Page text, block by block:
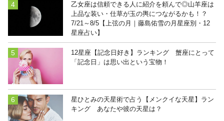
乙女座は信頼できる人に紹介を頼んで◎山羊座は
上品な装い・仕草が玉の輿につながるかも！？
7/21～8/5【上弦の月｜藤島佑雪の月星座別・12
星座占い】
12星座【記念日好き】ランキング 蟹座にとって
「記念日」は思い出という宝物！
星ひとみの天星術で占う【メンクイな天星】ラン
キング あなたや彼の天星は？